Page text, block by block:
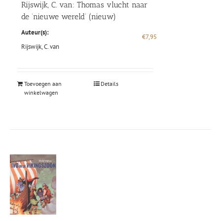
Rijswijk, C. van: Thomas vlucht naar
de ‘nieuwe wereld’ (nieuw)
Auteur(s):
Rijswijk, C. van
€7,95
Toevoegen aan
winkelwagen
Details